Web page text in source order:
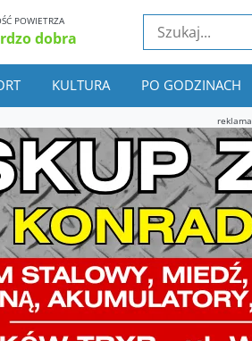
POWIETRZA
dobra
KULTURA PO GODZINACH
reklama